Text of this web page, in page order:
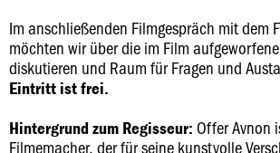
Im anschließenden Filmgespräch mit dem
möchten wir über die im Film
diskutieren und Raum für Fragen und
Eintritt ist frei.
Hintergrund zum Regisseur: Offer Avnon
Filmemacher, der für seine kunstvolle